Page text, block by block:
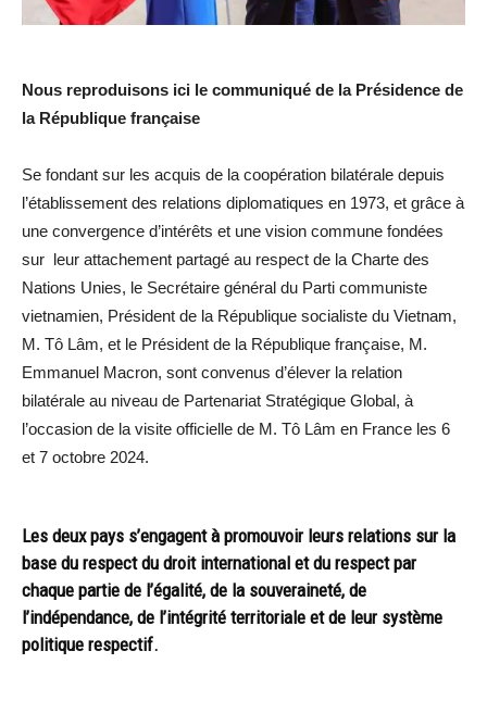
Nous reproduisons ici le communiqué de la Présidence de
la République française
Se fondant sur les acquis de la coopération bilatérale depuis
l’établissement des relations diplomatiques en 1973, et grâce à
une convergence d’intérêts et une vision commune fondées
sur leur attachement partagé au respect de la Charte des
Nations Unies, le Secrétaire général du Parti communiste
vietnamien, Président de la République socialiste du Vietnam,
M. Tô Lâm, et le Président de la République française, M.
Emmanuel Macron, sont convenus d’élever la relation
bilatérale au niveau de Partenariat Stratégique Global, à
l’occasion de la visite officielle de M. Tô Lâm en France les 6
et 7 octobre 2024.
Les deux pays s’engagent à promouvoir leurs relations sur la
base du respect du droit international et du respect par
chaque partie de l’égalité, de la souveraineté, de
l’indépendance, de l’intégrité territoriale et de leur système
politique respectif.